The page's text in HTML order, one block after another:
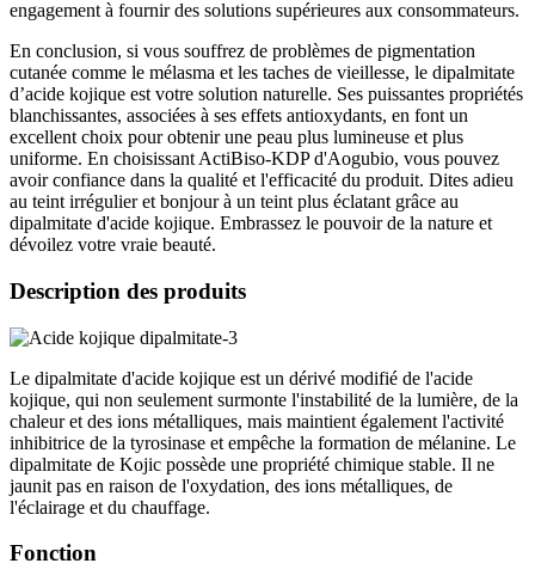
engagement à fournir des solutions supérieures aux consommateurs.
En conclusion, si vous souffrez de problèmes de pigmentation
cutanée comme le mélasma et les taches de vieillesse, le dipalmitate
d’acide kojique est votre solution naturelle. Ses puissantes propriétés
blanchissantes, associées à ses effets antioxydants, en font un
excellent choix pour obtenir une peau plus lumineuse et plus
uniforme. En choisissant ActiBiso-KDP d'Aogubio, vous pouvez
avoir confiance dans la qualité et l'efficacité du produit. Dites adieu
au teint irrégulier et bonjour à un teint plus éclatant grâce au
dipalmitate d'acide kojique. Embrassez le pouvoir de la nature et
dévoilez votre vraie beauté.
Description des produits
Le dipalmitate d'acide kojique est un dérivé modifié de l'acide
kojique, qui non seulement surmonte l'instabilité de la lumière, de la
chaleur et des ions métalliques, mais maintient également l'activité
inhibitrice de la tyrosinase et empêche la formation de mélanine. Le
dipalmitate de Kojic possède une propriété chimique stable. Il ne
jaunit pas en raison de l'oxydation, des ions métalliques, de
l'éclairage et du chauffage.
Fonction